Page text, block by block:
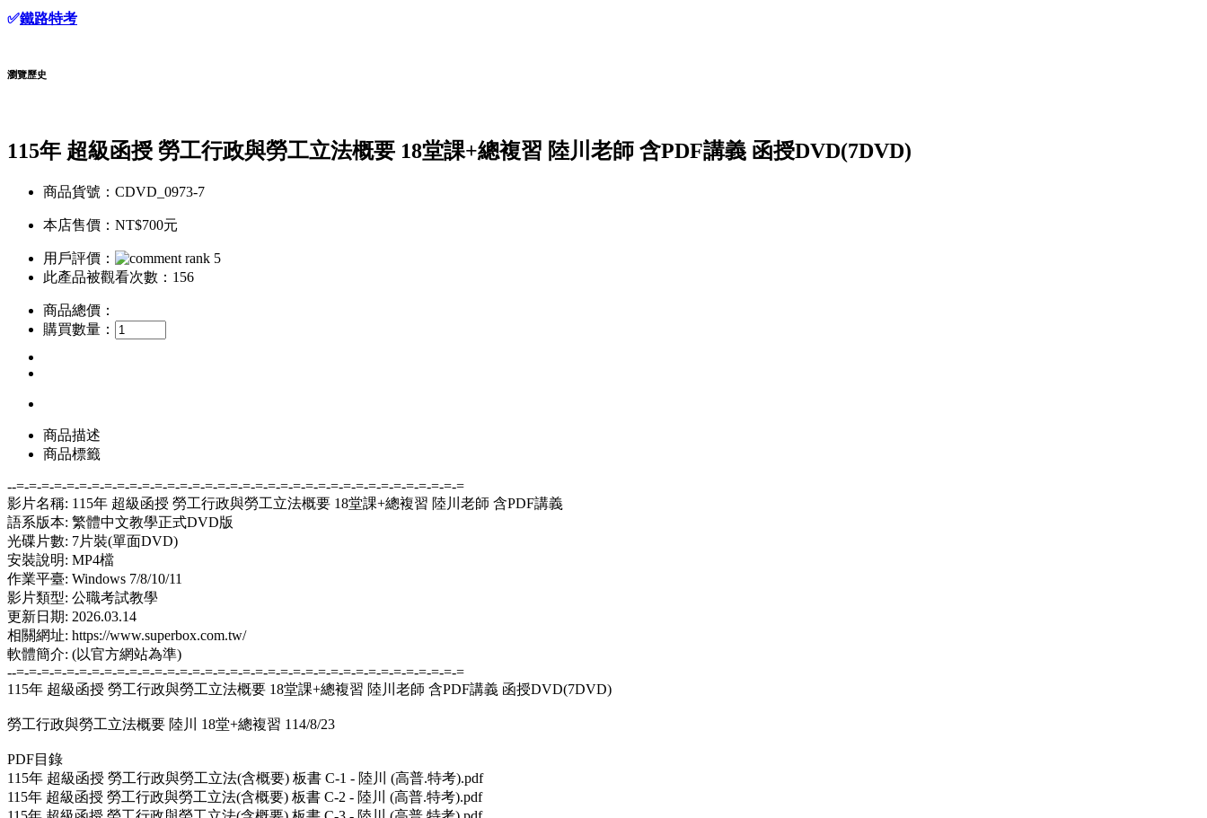
✅鐵路特考
瀏覽歷史
115年 超級函授 勞工行政與勞工立法概要 18堂課+總複習 陸川老師 含PDF講義 函授DVD(7DVD)
商品貨號：CDVD_0973-7
本店售價： NT$700元
用戶評價：
此產品被觀看次數：156
商品總價：
購買數量：
商品描述
商品標籤
--=-=-=-=-=-=-=-=-=-=-=-=-=-=-=-=-=-=-=-=-=-=-=-=-=-=-=-=-=-=-=-=-=-=-=-=
影片名稱: 115年 超級函授 勞工行政與勞工立法概要 18堂課+總複習 陸川老師 含PDF講義
語系版本: 繁體中文教學正式DVD版
光碟片數: 7片裝(單面DVD)
安裝說明: MP4檔
作業平臺: Windows 7/8/10/11
影片類型: 公職考試教學
更新日期: 2026.03.14
相關網址: https://www.superbox.com.tw/
軟體簡介: (以官方網站為準)
--=-=-=-=-=-=-=-=-=-=-=-=-=-=-=-=-=-=-=-=-=-=-=-=-=-=-=-=-=-=-=-=-=-=-=-=
115年 超級函授 勞工行政與勞工立法概要 18堂課+總複習 陸川老師 含PDF講義 函授DVD(7DVD)
勞工行政與勞工立法概要 陸川 18堂+總複習 114/8/23
PDF目錄
115年 超級函授 勞工行政與勞工立法(含概要) 板書 C-1 - 陸川 (高普.特考).pdf
115年 超級函授 勞工行政與勞工立法(含概要) 板書 C-2 - 陸川 (高普.特考).pdf